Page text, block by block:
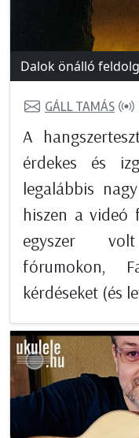
Dalok önálló
GÁLL TAMÁS
A
érdekes és
legalábbis
hiszen a videó
egyszer
fórumokon,
kérdéseket (és